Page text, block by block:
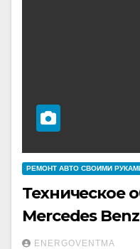
РЕМОНТ АВТО СВОИМИ
Техническое
Mercedes Benz
ENERGOVENTMA